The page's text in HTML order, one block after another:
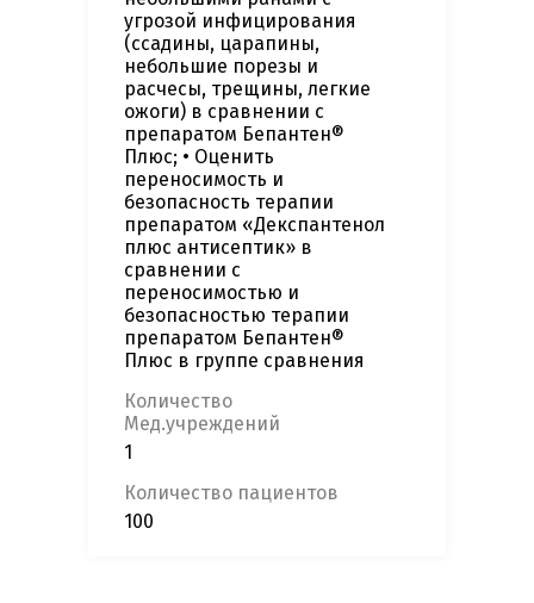
угрозой инфицирования
(ссадины, царапины,
небольшие порезы и
расчесы, трещины, легкие
ожоги) в сравнении с
препаратом Бепантен®
Плюс; • Оценить
переносимость и
безопасность терапии
препаратом «Декспантенол
плюс антисептик» в
сравнении с
переносимостью и
безопасностью терапии
препаратом Бепантен®
Плюс в группе сравнения
Количество
Мед.учреждений
1
Количество пациентов
100